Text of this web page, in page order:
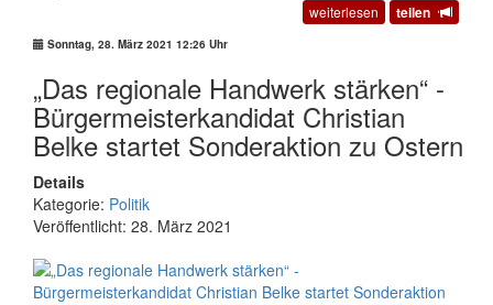
weiterlesen teilen
Sonntag, 28. März 2021 12:26 Uhr
„Das regionale Handwerk stärken“ -
Bürgermeisterkandidat Christian
Belke startet Sonderaktion zu Ostern
Details
Kategorie: Politik
Veröffentlicht: 28. März 2021